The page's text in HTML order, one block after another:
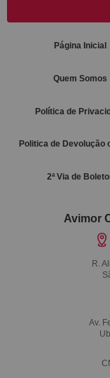
Página Inicial
Quem Somos
Política de
Politica de Devolução
2ª Via de
Avimor
R.
Av.